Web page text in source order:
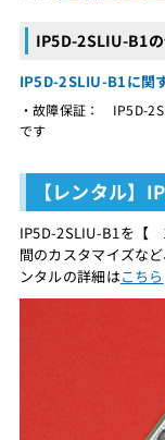
IP5D-2SLIU-B1
IP5D-2SLIU-B1に関
・故障保証： IP5D-
です
【レンタル】
IP5D-2SLIU-B1を【
間のカスタマイズな
ンタルの詳細はこちら